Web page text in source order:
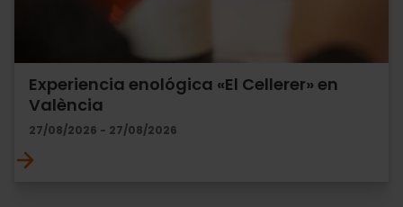
Experiencia enológica «El Cellerer» en
València
27/08/2026 - 27/08/2026